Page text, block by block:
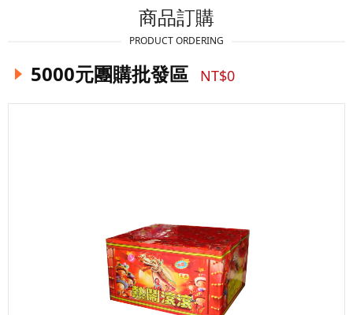
商品訂購
PRODUCT ORDERING
5000元團購批發區 NT$0